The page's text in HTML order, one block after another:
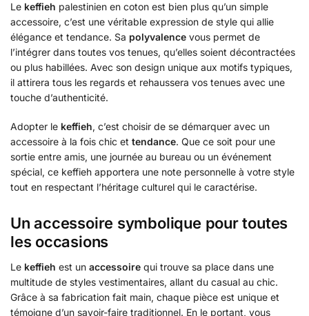
Le keffieh palestinien en coton est bien plus qu’un simple
accessoire, c’est une véritable expression de style qui allie
élégance et tendance. Sa polyvalence vous permet de
l’intégrer dans toutes vos tenues, qu’elles soient décontractées
ou plus habillées. Avec son design unique aux motifs typiques,
il attirera tous les regards et rehaussera vos tenues avec une
touche d’authenticité.
Adopter le keffieh, c’est choisir de se démarquer avec un
accessoire à la fois chic et tendance. Que ce soit pour une
sortie entre amis, une journée au bureau ou un événement
spécial, ce keffieh apportera une note personnelle à votre style
tout en respectant l’héritage culturel qui le caractérise.
Un accessoire symbolique pour toutes
les occasions
Le keffieh est un accessoire qui trouve sa place dans une
multitude de styles vestimentaires, allant du casual au chic.
Grâce à sa fabrication fait main, chaque pièce est unique et
témoigne d’un savoir-faire traditionnel. En le portant, vous